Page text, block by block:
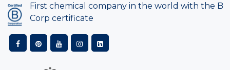
First chemical company in the world with the B
Corp certificate